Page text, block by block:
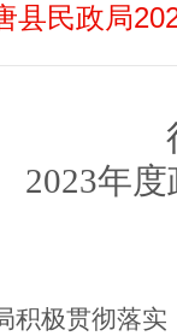
县民政局
2023年度
积极贯彻落实